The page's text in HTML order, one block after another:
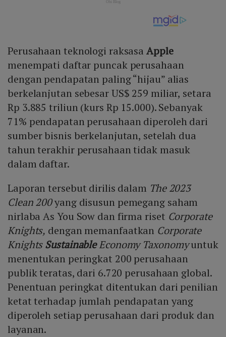
Perusahaan teknologi raksasaApple
menempati daftar puncak perusahaan
dengan pendapatan paling “hijau” alias
berkelanjutan sebesar US$ 259 miliar, setara
Rp 3.885 triliun (kurs Rp 15.000). Sebanyak
71% pendapatan perusahaan diperoleh dari
sumber bisnis berkelanjutan, setelah dua
tahun terakhir perusahaan tidak masuk
dalam daftar.
Laporan tersebut dirilis dalam The 2023
Clean 200yang disusun pemegang saham
nirlaba As You Sow dan firma riset Corporate
Knights, dengan memanfaatkan Corporate
KnightsSustainableEconomy Taxonomyuntuk
menentukan peringkat 200 perusahaan
publik teratas, dari 6.720 perusahaan global.
Penentuan peringkat ditentukan dari penilian
ketat terhadap jumlah pendapatan yang
diperoleh setiap perusahaan dari produk dan
layanan.